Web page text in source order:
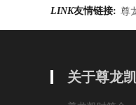
LINK友情链接: 尊
关于尊龙